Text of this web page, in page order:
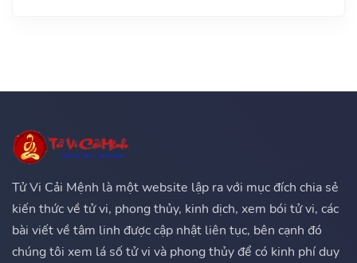
Tử Vi Cải Mệnh là một website lập ra với mục đích chia sẻ
kiến thức về tử vi, phong thủy, kinh dịch, xem bói tử vi, các
bài viết về tâm linh được cập nhật liên tục, bên cạnh đó
chúng tôi xem lá số tử vi và phong thủy để có kinh phí duy